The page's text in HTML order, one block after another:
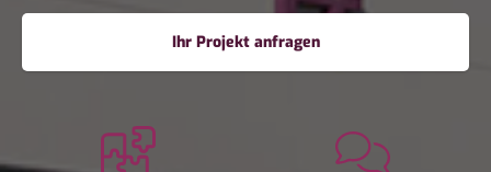
Ihr Projekt anfragen